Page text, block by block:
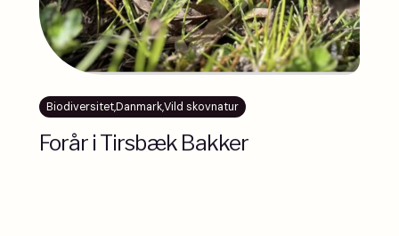
Biodiversitet,Danmark,Vild skovnatur
Forår i Tirsbæk Bakker